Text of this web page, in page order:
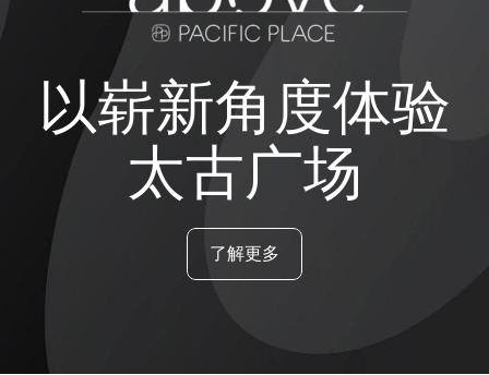
以崭新角度体验
太古广场
了解更多